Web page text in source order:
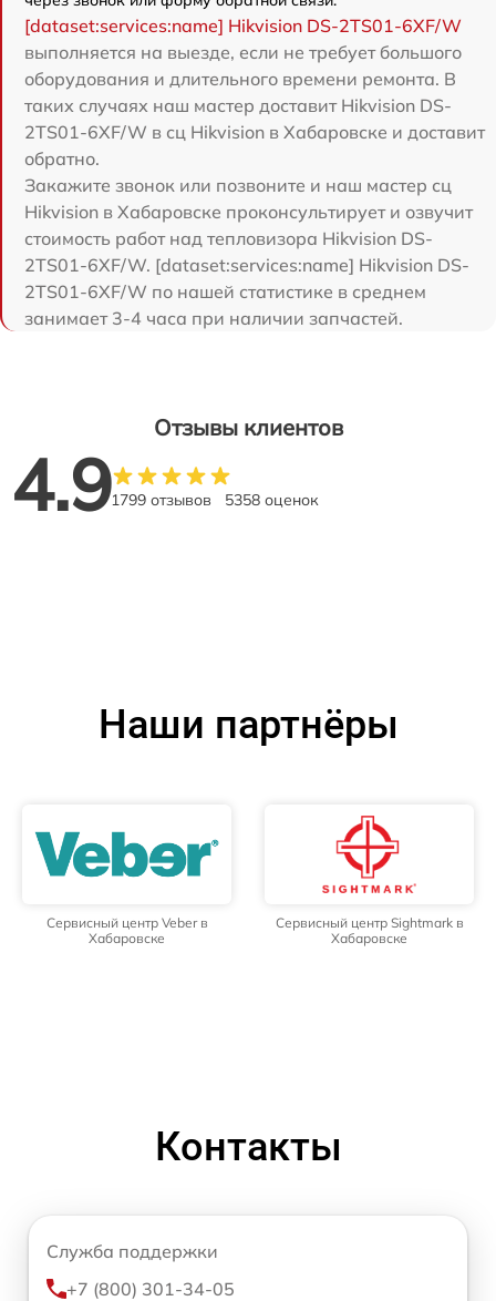
[dataset:services:name] Hikvision DS-2TS01-6XF/W
выполняется на выезде, если не требует большого
оборудования и длительного времени ремонта. В
таких случаях наш мастер доставит Hikvision DS-
2TS01-6XF/W в сц Hikvision в Хабаровске и доставит
обратно.
Закажите звонок или позвоните и наш мастер сц
Hikvision в Хабаровске проконсультирует и озвучит
стоимость работ над тепловизора Hikvision DS-
2TS01-6XF/W. [dataset:services:name] Hikvision DS-
2TS01-6XF/W по нашей статистике в среднем
занимает 3-4 часа при наличии запчастей.
Отзывы клиентов
4.91799 отзывов 5358 оценок
Наши партнёры
Сервисный центр Veber в
Хабаровске
Сервисный центр Sightmark в
Хабаровске
Контакты
Служба поддержки
+7 (800) 301-34-05